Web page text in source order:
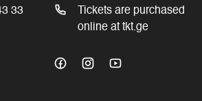
33
Tickets are purchased
online at tkt.ge